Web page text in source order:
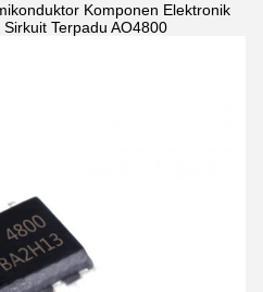
Komponen Elektronik
Terpadu AO4800